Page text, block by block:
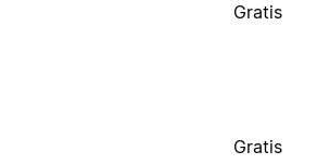
Gratis
Gratis